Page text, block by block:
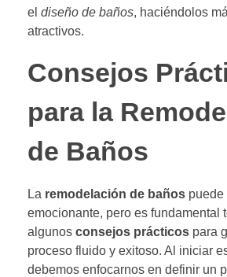
el diseño de baños, haciéndolos
atractivos.
Consejos
para la
de Baños
La remodelación de baños puede
emocionante, pero es fundamental
algunos consejos prácticos para
proceso fluido y exitoso. Al iniciar
debemos enfocarnos en definir un